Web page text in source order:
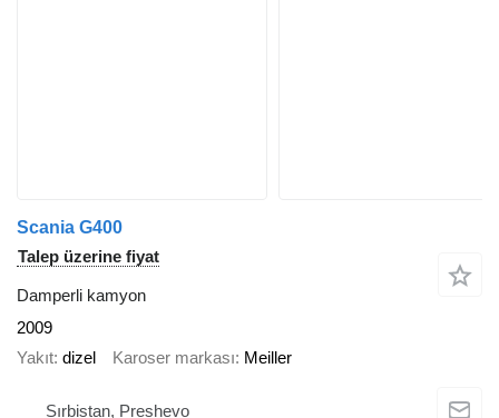
Scania G400
Talep üzerine fiyat
Damperli kamyon
2009
Yakıt dizel Karoser markası Meiller
Sırbistan, Preshevo